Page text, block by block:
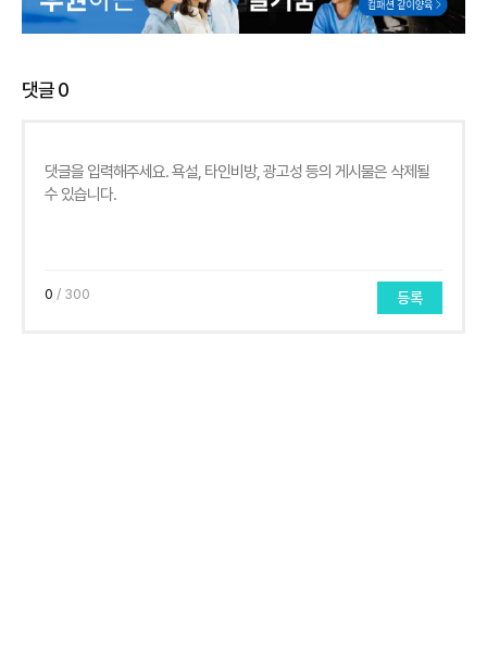
댓글0
0 / 300 등록